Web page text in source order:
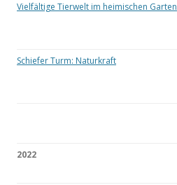
Vielfältige Tierwelt im heimischen Garten
Schiefer Turm: Naturkraft
2022